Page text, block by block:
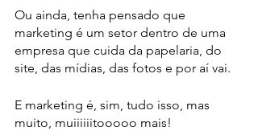
Ou ainda, tenha pensado que
marketing é um setor dentro de uma
empresa que cuida da papelaria, do
site, das mídias, das fotos e por aí vai.
E marketing é, sim, tudo isso, mas
muito, muiiiiiitooooo mais!